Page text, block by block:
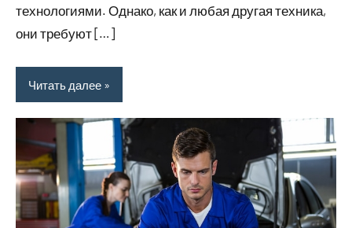
технологиями. Однако, как и любая другая техника,
они требуют […]
Читать далее